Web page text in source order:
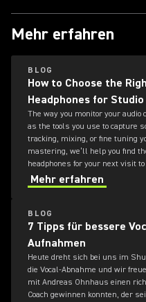
Mehr erfahren
BLOG
How to Choose the
Headphones for
The way you monitor your audio
as the tools you use to capture
tracking, mixing, or fine tuning
mastering, we’ll help you find
headphones for your next visit
Mehr erfahren
BLOG
7 Tipps für bessere
Aufnahmen
Heute dreht sich bei uns im
die Vocal-Abnahme und wir
mit Andreas Ohnhaus einen
Coach gewinnen konnten, der